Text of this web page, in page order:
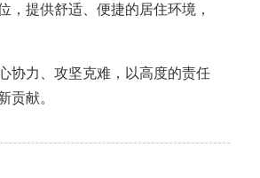
，提供舒适、便捷的居住环境，
力、攻坚克难，以高度的责任
贡献。